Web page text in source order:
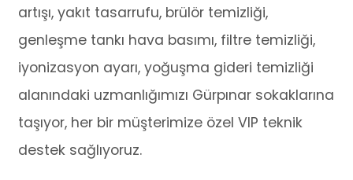
artışı, yakıt tasarrufu, brülör temizliği,
genleşme tankı hava basımı, filtre temizliği,
iyonizasyon ayarı, yoğuşma gideri temizliği
alanındaki uzmanlığımızı Gürpınar sokaklarına
taşıyor, her bir müşterimize özel VIP teknik
destek sağlıyoruz.